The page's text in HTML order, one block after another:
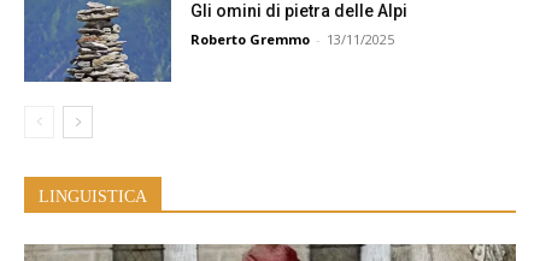
Gli omini di pietra delle Alpi
Roberto Gremmo - 13/11/2025
LINGUISTICA